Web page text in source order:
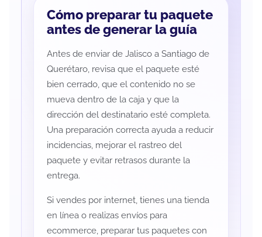
Cómo preparar tu paquete
antes de generar la guía
Antes de enviar de Jalisco a Santiago de
Querétaro, revisa que el paquete esté
bien cerrado, que el contenido no se
mueva dentro de la caja y que la
dirección del destinatario esté completa.
Una preparación correcta ayuda a reducir
incidencias, mejorar el rastreo del
paquete y evitar retrasos durante la
entrega.
Si vendes por internet, tienes una tienda
en línea o realizas envíos para
ecommerce, preparar tus paquetes con